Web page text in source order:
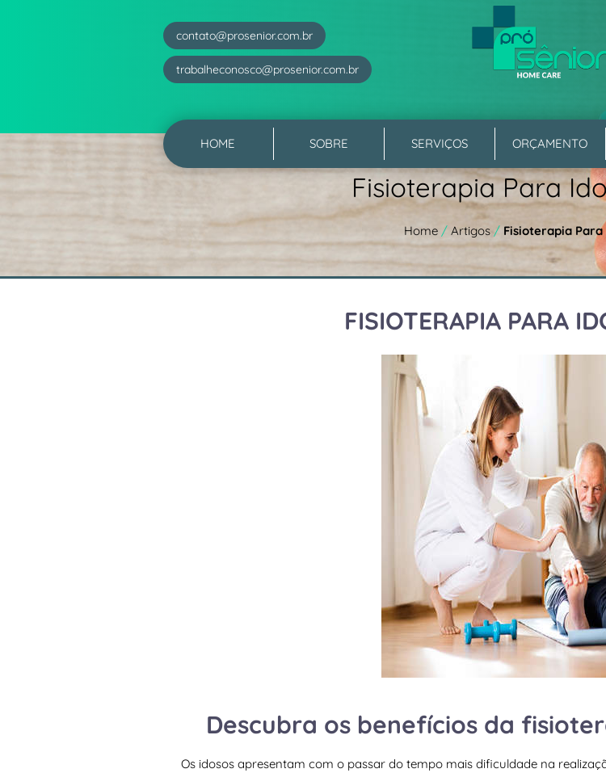
contato@prosenior.com.br
trabalheconosco@prosenior.com.br
HOME SOBRE SERVIÇOS ORÇAMENTO
Fisioterapia Para
Home/ Artigos / Fisioterapia Para
FISIOTERAPIA PARA
Descubra os benefícios da
Os idosos apresentam com o passar do tempo mais dificuldade na